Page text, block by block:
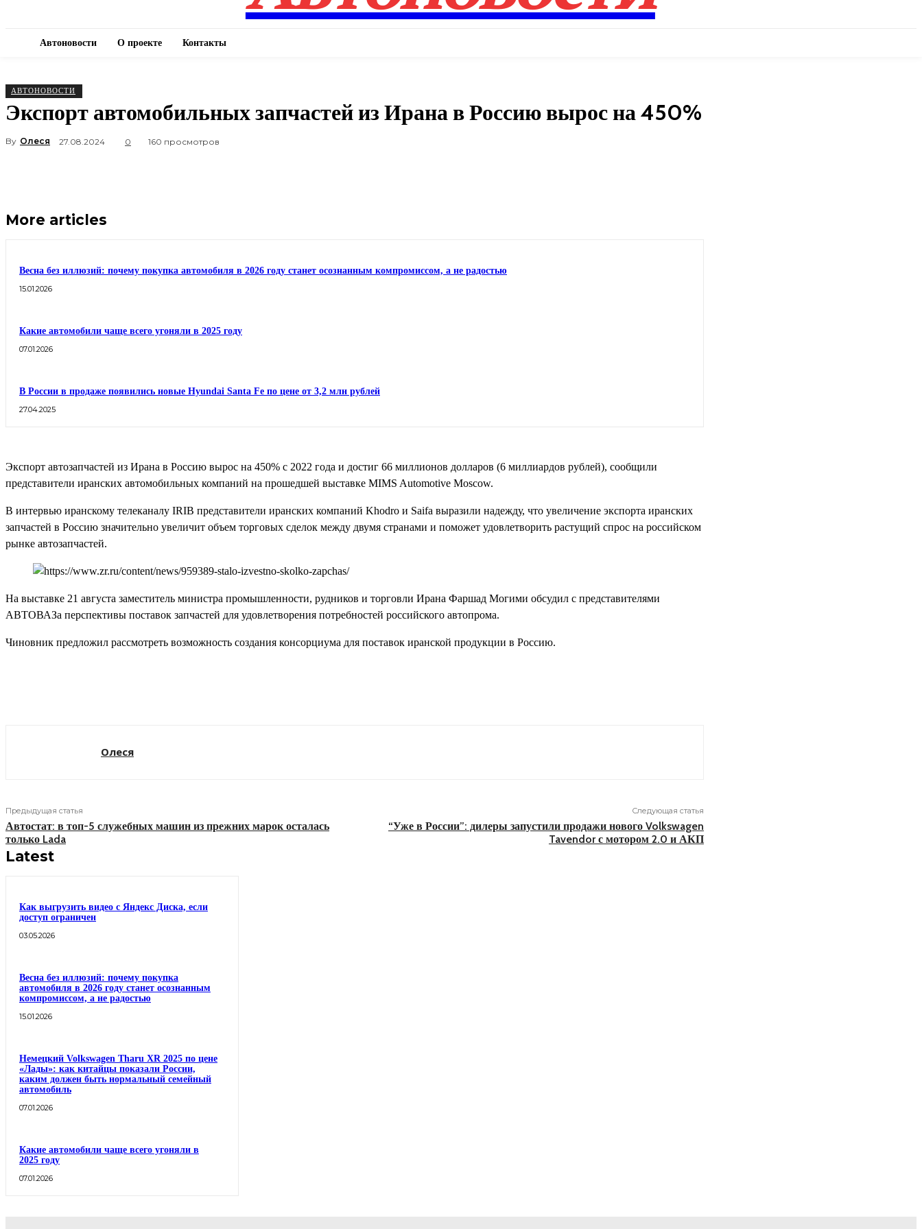
Автоновости О проекте Контакты
АВТОНОВОСТИ
Экспорт автомобильных запчастей из Ирана в Россию вырос на 450%
By Олеся 27.08.2024 0 160 просмотров
More articles
Весна без иллюзий: почему покупка автомобиля в 2026 году станет осознанным компромиссом, а не радостью
15.01.2026
Какие автомобили чаще всего угоняли в 2025 году
07.01.2026
В России в продаже появились новые Hyundai Santa Fe по цене от 3,2 млн рублей
27.04.2025
Экспорт автозапчастей из Ирана в Россию вырос на 450% с 2022 года и достиг 66 миллионов долларов (6 миллиардов рублей), сообщили
представители иранских автомобильных компаний на прошедшей выставке MIMS Automotive Moscow.
В интервью иранскому телеканалу IRIB представители иранских компаний Khodro и Saifa выразили надежду, что увеличение экспорта иранских
запчастей в Россию значительно увеличит объем торговых сделок между двумя странами и поможет удовлетворить растущий спрос на российском
рынке автозапчастей.
На выставке 21 августа заместитель министра промышленности, рудников и торговли Ирана Фаршад Могими обсудил с представителями
АВТОВАЗа перспективы поставок запчастей для удовлетворения потребностей российского автопрома.
Чиновник предложил рассмотреть возможность создания консорциума для поставок иранской продукции в Россию.
Олеся
Предыдущая статья
Автостат: в топ-5 служебных машин из прежних марок осталась
только Lada
Следующая статья
“Уже в России”: дилеры запустили продажи нового Volkswagen
Tavendor с мотором 2.0 и АКП
Latest
Как выгрузить видео с Яндекс Диска, если
доступ ограничен
03.05.2026
Весна без иллюзий: почему покупка
автомобиля в 2026 году станет осознанным
компромиссом, а не радостью
15.01.2026
Немецкий Volkswagen Tharu XR 2025 по цене
«Лады»: как китайцы показали России,
каким должен быть нормальный семейный
автомобиль
07.01.2026
Какие автомобили чаще всего угоняли в
2025 году
07.01.2026